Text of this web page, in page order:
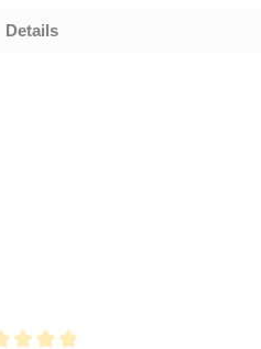
Details